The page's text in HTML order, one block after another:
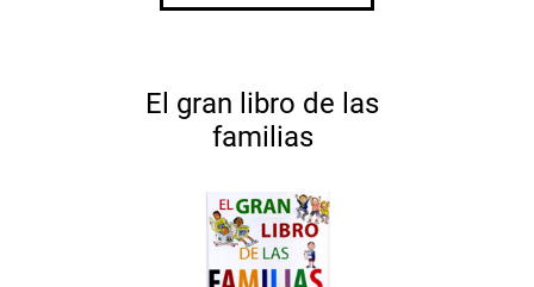
El gran libro de las
familias